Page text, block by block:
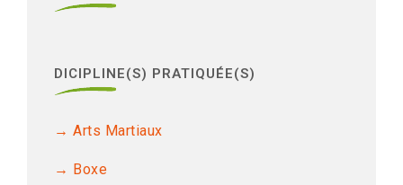
DICIPLINE(S) PRATIQUÉE(S)
Arts Martiaux
Boxe